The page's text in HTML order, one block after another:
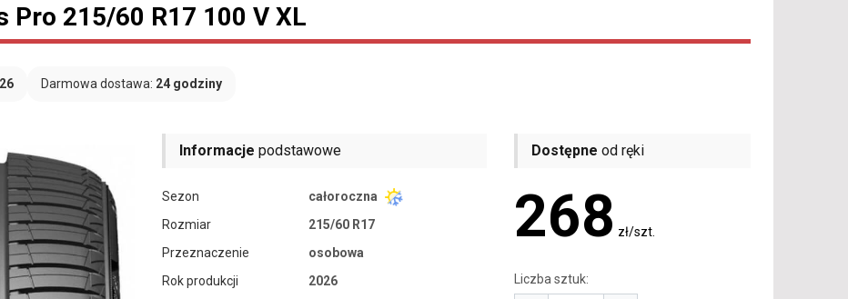
Pro 215/60 R17 100 V XL
Darmowa dostawa: 24 godziny
Informacje podstawowe
Sezon
całoroczna
Rozmiar
215/60 R17
Przeznaczenie
osobowa
Rok produkcji
2026
Dostępne od ręki
268 zł/szt.
Liczba sztuk: